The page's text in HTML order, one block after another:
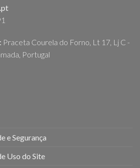
Praceta Courela do Forno, Lt 17, Lj C -
Portugal
e Segurança
Uso do Site